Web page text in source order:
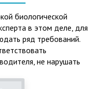
биологической
в этом деле, для
ряд требований.
не нарушать